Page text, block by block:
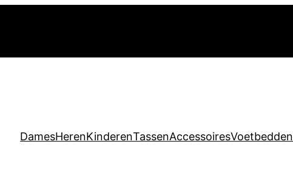
DamesHerenKinderenTassenAccessoiresVoetbedden